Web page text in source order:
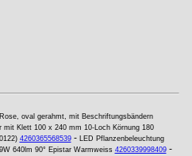
oval gerahmt, mit Beschriftungsbändern
mit Klett 100 x 240 mm 10-Loch Körnung 180
4260365568539- LED Pflanzenbeleuchtung
640lm 90° Epistar Warmweiss 4260339998409-